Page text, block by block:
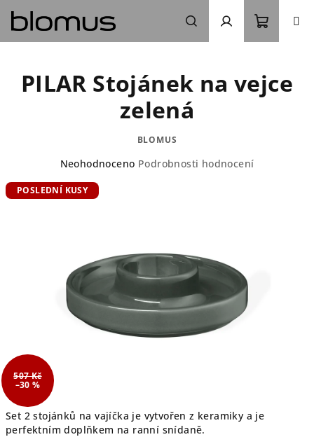
obsah
Hledat Přihlášení
košík
Set 2 stojánků na vajíčka je vytvořen z keramiky a je
perfektním doplňkem na ranní snídaně.
PILAR Stojánek na vejce
zelená
BLOMUS
Průměrné
produktu
hvězdiček.
Neohodnoceno Podrobnosti hodnocení
POSLEDNÍ KUSY
507 Kč
–30 %